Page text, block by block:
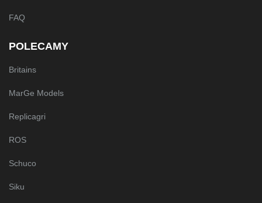
FAQ
POLECAMY
Britains
MarGe Models
Replicagri
ROS
Schuco
Siku